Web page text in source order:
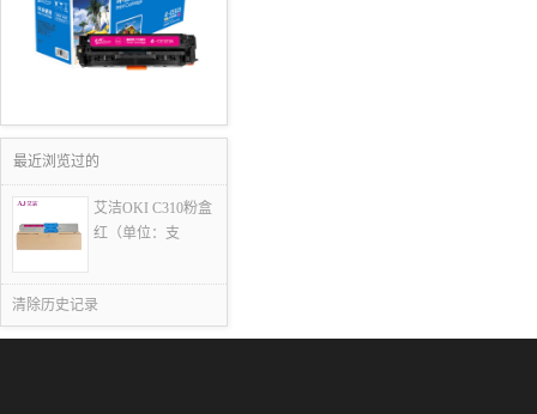
最近浏览过的
艾洁OKI C310粉盒
红（单位：支
清除历史记录